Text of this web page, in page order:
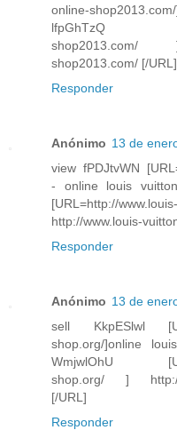
online-
lfpGhTzQ
shop2013.com/ ]
shop2013.com/ [/URL]
Responder
Anónimo 13 de
view fPDJtvWN
- online louis
[URL=http://
http://www.louis-
Responder
Anónimo 13 de
sell KkpESlwl
shop.org/]online
WmjwlOhU
shop.org/ ] http://
[/URL]
Responder